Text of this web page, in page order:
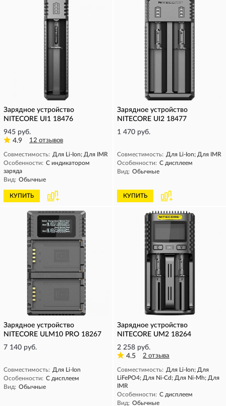
Зарядное устройство
NITECORE UI1 18476
945 руб.
4.9
12 отзывов
Совместимость: Для Li-Ion; Для IMR
Особенности: С индикатором
заряда
Вид: Обычные
КУПИТЬ
Зарядное устройство
NITECORE UI2 18477
1 470 руб.
Совместимость: Для Li-Ion; Для IMR
Особенности: С дисплеем
Вид: Обычные
КУПИТЬ
Зарядное устройство
NITECORE ULM10 PRO 18267
7 140 руб.
Совместимость: Для Li-Ion
Особенности: С дисплеем
Вид: Обычные
Зарядное устройство
NITECORE UM2 18264
2 258 руб.
4.5
2 отзыва
Совместимость: Для Li-Ion; Для
LiFePO4; Для Ni-Cd; Для Ni-Mh; Для
IMR
Особенности: С дисплеем
Вид: Обычные